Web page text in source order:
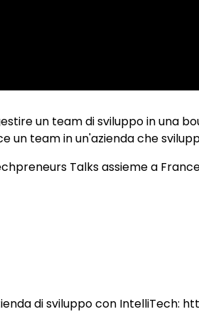
un team di sviluppo in una
un team in un'azienda che
Talks assieme a
di sviluppo con IntelliTech: